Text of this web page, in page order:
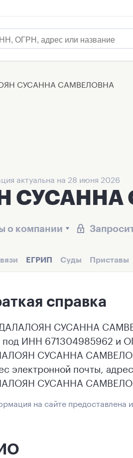
СУСАННА САМВЕЛОВНА
актуальна на 28 июня 2026
СУСАННА
о компании
ЕГРИП Суды Приставы
справка
СУСАННА
под ИНН 671304985962 и
СУСАННА
электронной почты,
СУСАННА
на сайте предоставлена